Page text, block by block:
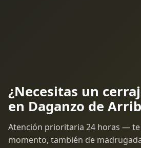
¿Necesitas un
en Daganzo de
Atención prioritaria 24 horas —
momento, también de